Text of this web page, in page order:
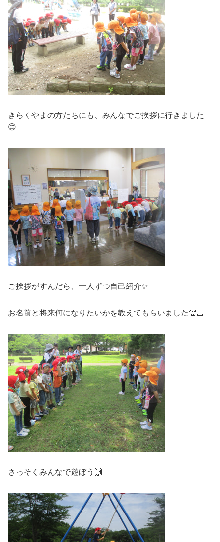
きらくやまの方たちにも、みんなでご挨拶に行きました
😊
ご挨拶がすんだら、一人ずつ自己紹介✨
お名前と将来何になりたいかを教えてもらいました👏🏻
さっそくみんなで遊ぼう🙌